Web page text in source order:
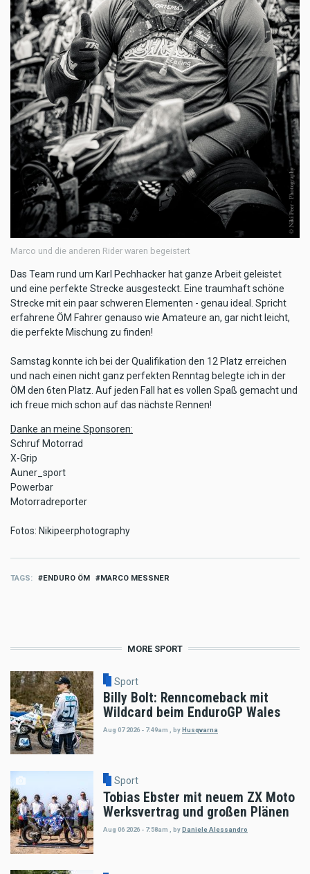
Marco und die anderen Rider waren begeistert
Das Team rund um Karl Pechhacker hat ganze Arbeit geleistet
und eine perfekte Strecke ausgesteckt. Eine traumhaft schöne
Strecke mit ein paar schweren Elementen - genau ideal. Spricht
erfahrene ÖM Fahrer genauso wie Amateure an, gar nicht leicht,
die perfekte Mischung zu finden!
Samstag konnte ich bei der Qualifikation den 12 Platz erreichen
und nach einen nicht ganz perfekten Renntag belegte ich in der
ÖM den 6ten Platz. Auf jeden Fall hat es vollen Spaß gemacht und
ich freue mich schon auf das nächste Rennen!
Danke an meine Sponsoren:
Schruf Motorrad
X-Grip
Auner_sport
Powerbar
Motorradreporter
Fotos: Nikipeerphotography
TAGS ENDURO ÖM MARCO MESSNER
MORE SPORT
Sport
Billy Bolt: Renncomeback mit
Wildcard beim EnduroGP Wales
Aug 07 2026 - 7:49am byHusqvarna
Sport
Tobias Ebster mit neuem ZX Moto
Werksvertrag und großen Plänen
Aug 06 2026 - 7:58am byDaniele Alessandro